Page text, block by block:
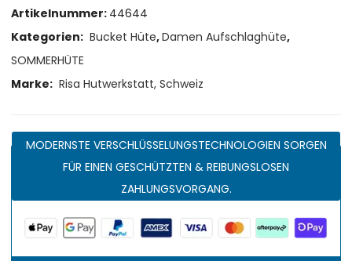
Artikelnummer: 44644
Kategorien: Bucket Hüte,Damen Aufschlaghüte,
SOMMERHÜTE
Marke: Risa Hutwerkstatt, Schweiz
MODERNSTE VERSCHLÜSSELUNGSTECHNOLOGIEN SORGEN
FÜR EINEN GESCHÜTZTEN & REIBUNGSLOSEN
ZAHLUNGSVORGANG.